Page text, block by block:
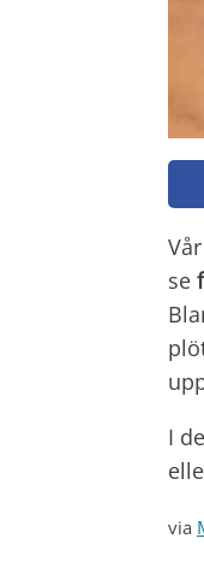
Vår
se
I
via